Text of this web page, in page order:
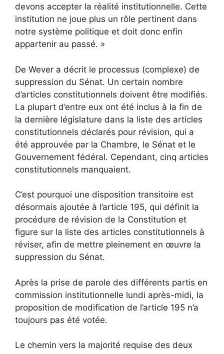
devons accepter la réalité institutionnelle. Cette
institution ne joue plus un rôle pertinent dans
notre système politique et doit donc enfin
appartenir au passé. »
De Wever a décrit le processus (complexe) de
suppression du Sénat. Un certain nombre
d’articles constitutionnels doivent être modifiés.
La plupart d’entre eux ont été inclus à la fin de
la dernière législature dans la liste des articles
constitutionnels déclarés pour révision, qui a
été approuvée par la Chambre, le Sénat et le
Gouvernement fédéral. Cependant, cinq articles
constitutionnels manquaient.
C’est pourquoi une disposition transitoire est
désormais ajoutée à l’article 195, qui définit la
procédure de révision de la Constitution et
figure sur la liste des articles constitutionnels à
réviser, afin de mettre pleinement en œuvre la
suppression du Sénat.
Après la prise de parole des différents partis en
commission institutionnelle lundi après-midi, la
proposition de modification de l’article 195 n’a
toujours pas été votée.
Le chemin vers la majorité requise des deux